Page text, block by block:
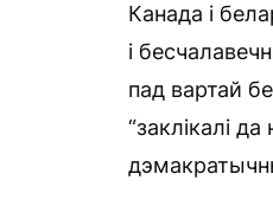
Канада і
і
пад вартай
“заклікалі